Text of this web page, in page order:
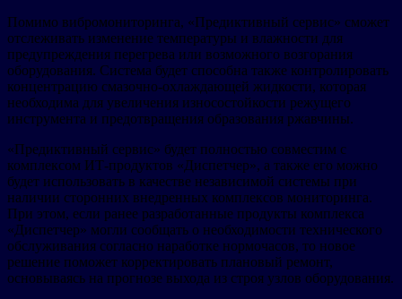
Помимо вибромониторинга, «Предиктивный сервис» сможет
отслеживать изменение температуры и влажности для
предупреждения перегрева или возможного возгорания
оборудования. Система будет способна также контролировать
концентрацию смазочно-охлаждающей жидкости, которая
необходима для увеличения износостойкости режущего
инструмента и предотвращения образования ржавчины.
«Предиктивный сервис» будет полностью совместим с
комплексом ИТ-продуктов «Диспетчер», а также его можно
будет использовать в качестве независимой системы при
наличии сторонних внедренных комплексов мониторинга.
При этом, если ранее разработанные продукты комплекса
«Диспетчер» могли сообщать о необходимости технического
обслуживания согласно наработке нормочасов, то новое
решение поможет корректировать плановый ремонт,
основываясь на прогнозе выхода из строя узлов оборудования.